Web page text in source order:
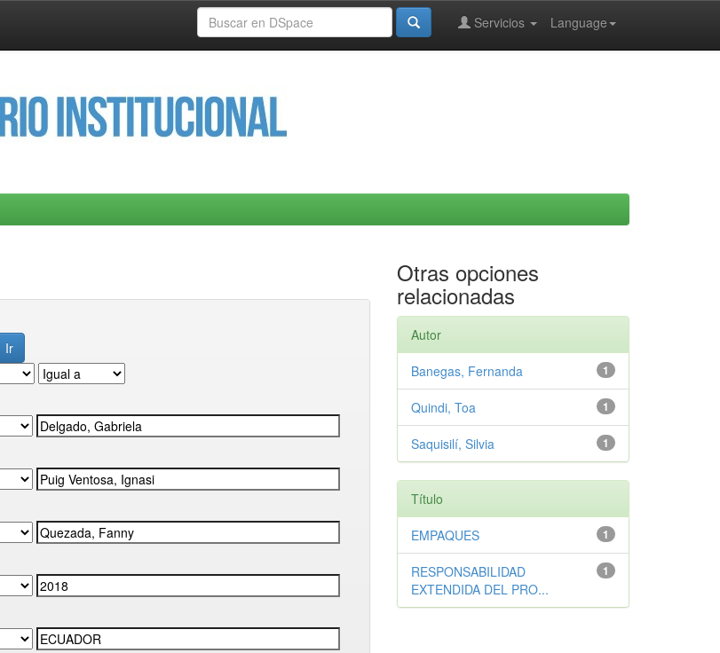
Language
Servicios
Otras opciones
relacionadas
Autor
1
Banegas, Fernanda
1
Quindi, Toa
1
Saquisilí, Silvia
Título
1
EMPAQUES
1
RESPONSABILIDAD
EXTENDIDA DEL PRO...